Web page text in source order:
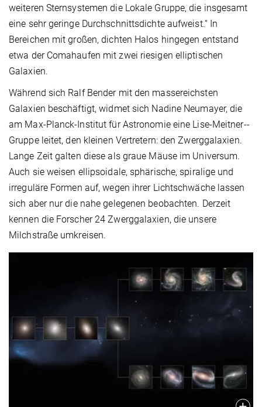
weiteren Sternsystemen die Lokale Gruppe, die insgesamt
eine sehr geringe Durchschnittsdichte aufweist.“ In
Bereichen mit großen, dichten Halos hingegen entstand
etwa der Coma­haufen mit zwei riesigen elliptischen
Galaxien.
Während sich Ralf Bender mit den massereichsten
Galaxien beschäftigt, widmet sich Nadine Neumayer, die
am Max-­Planck-Institut für Astronomie eine Lise-Meitner-­
Gruppe leitet, den kleinen Vertretern: den Zwerggalaxien.
Lange Zeit galten diese als graue Mäuse im Universum.
Auch sie weisen ellipsoidale, sphärische, spiralige und
irreguläre Formen auf, wegen ihrer Lichtschwäche lassen
sich aber nur die nahe gelegenen beobachten. Derzeit
kennen die Forscher 24 Zwerggalaxien, die unsere
Milchstraße umkreisen.